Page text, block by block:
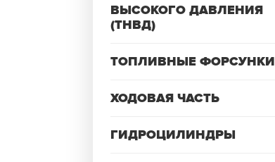
ВЫСОКОГО ДАВЛЕНИЯ
(ТНВД)
ТОПЛИВНЫЕ ФОРСУНКИ
ХОДОВАЯ ЧАСТЬ
ГИДРОЦИЛИНДРЫ